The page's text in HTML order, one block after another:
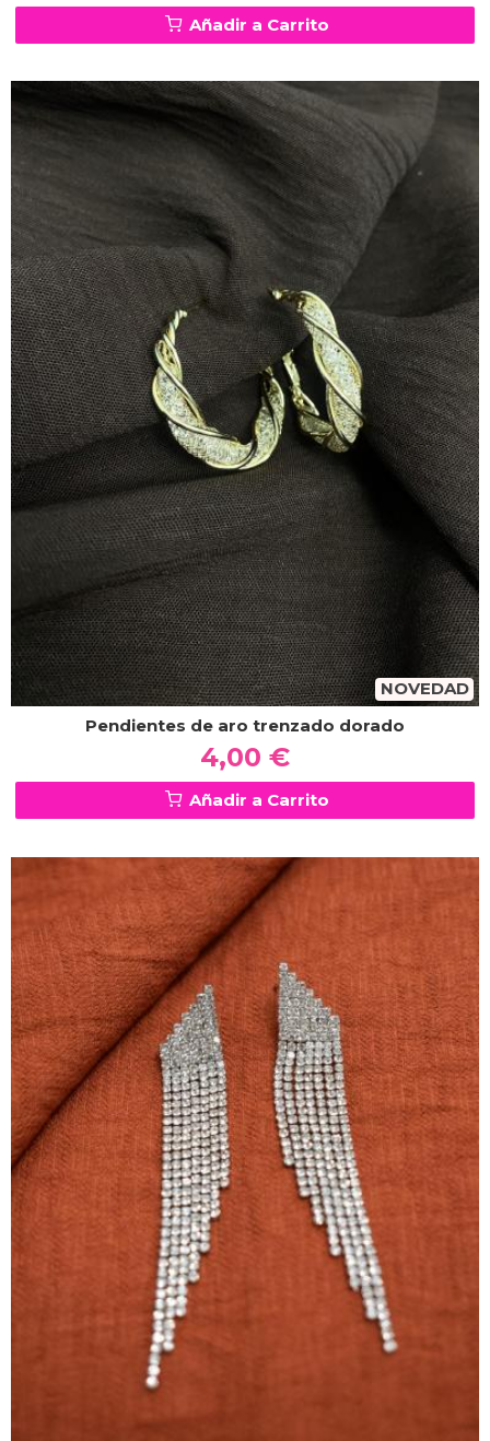
Añadir a Carrito
NOVEDAD
Pendientes de aro trenzado dorado
4,00 €
Añadir a Carrito